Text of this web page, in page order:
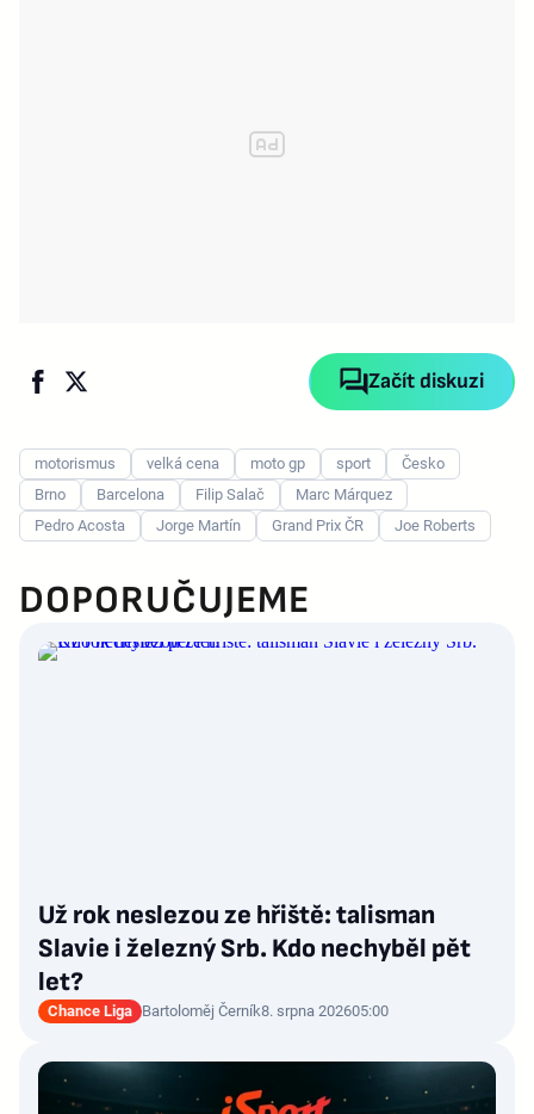
Začít diskuzi
motorismus velká cena moto gp sport
Česko
Brno
Barcelona Filip Salač
Marc Márquez
Pedro Acosta
Jorge Martín Grand Prix ČR Joe Roberts
DOPORUČUJEME
Už rok neslezou ze hřiště: talisman
Slavie i železný Srb. Kdo nechyběl pět
let?
Chance Liga Bartoloměj Černík8. srpna 202605:00